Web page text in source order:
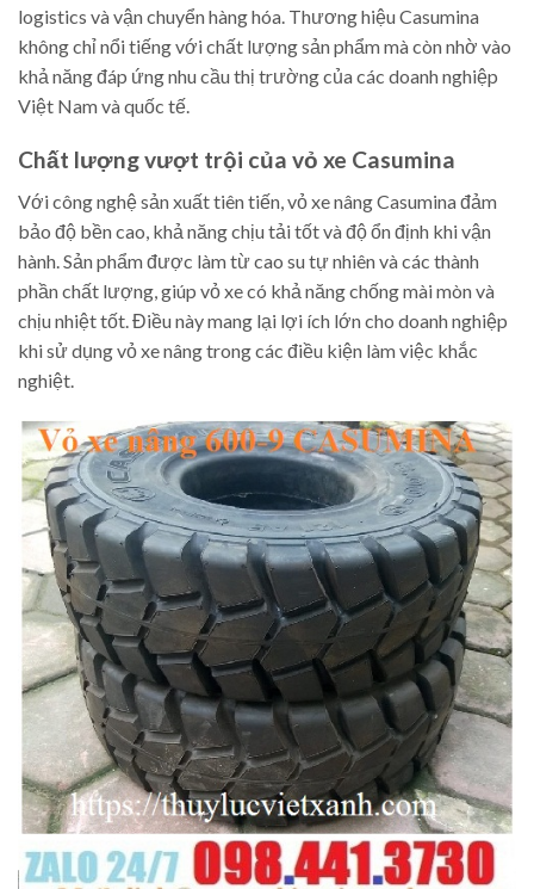
logistics và vận chuyển hàng hóa. Thương hiệu Casumina
không chỉ nổi tiếng với chất lượng sản phẩm mà còn nhờ vào
khả năng đáp ứng nhu cầu thị trường của các doanh nghiệp
Việt Nam và quốc tế.
Chất lượng vượt trội của vỏ xe Casumina
Với công nghệ sản xuất tiên tiến, vỏ xe nâng Casumina đảm
bảo độ bền cao, khả năng chịu tải tốt và độ ổn định khi vận
hành. Sản phẩm được làm từ cao su tự nhiên và các thành
phần chất lượng, giúp vỏ xe có khả năng chống mài mòn và
chịu nhiệt tốt. Điều này mang lại lợi ích lớn cho doanh nghiệp
khi sử dụng vỏ xe nâng trong các điều kiện làm việc khắc
nghiệt.